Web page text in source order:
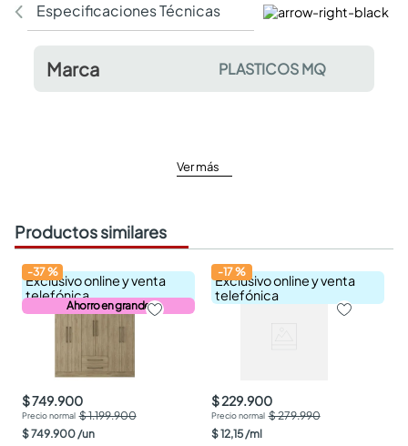
Especificaciones Técnicas Comentarios y
Marca PLASTICOS MQ
Ver más
Productos similares
Exclusivo online y venta
telefónica
Ahorro en grande
-37%
$ 749.900
$ 1.199.900
$749.900 /un
Exclusivo online y venta
telefónica
-17%
$ 229.900
$ 279.990
$12,15 /ml